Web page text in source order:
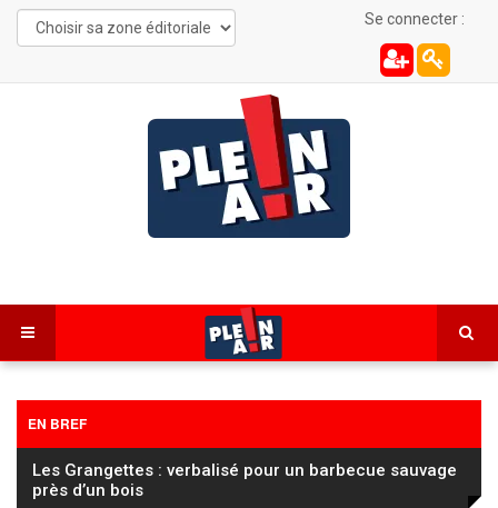
Se connecter :
EN BREF
Les Grangettes : verbalisé pour un barbecue sauvage
près d’un bois